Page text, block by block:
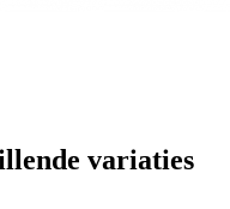
variaties